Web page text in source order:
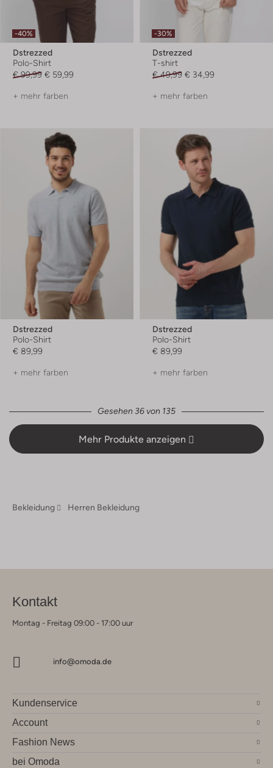
-40%
Dstrezzed
Polo-Shirt
€ 99,99 € 59,99
+ mehr farben
-30%
Dstrezzed
T-shirt
€ 49,99 € 34,99
+ mehr farben
Dstrezzed
Polo-Shirt
€ 89,99
+ mehr farben
Dstrezzed
Polo-Shirt
€ 89,99
+ mehr farben
Gesehen 36 von 135
Mehr Produkte anzeigen
Bekleidung Herren Bekleidung
Kontakt
Montag - Freitag 09:00 - 17:00 uur
info@omoda.de
Kundenservice
Account
Fashion News
bei Omoda